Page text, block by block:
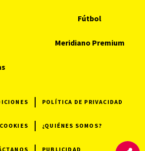
Fútbol
Meridiano Premium
POLÍTICA DE PRIVACIDAD
¿QUIÉNES SOMOS?
PUBLICIDAD